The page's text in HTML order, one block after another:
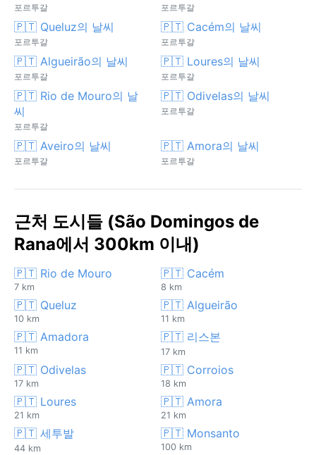
포르투갈 포르투갈
🇵🇹 Queluz의 날씨
포르투갈
🇵🇹 Cacém의 날씨
포르투갈
🇵🇹 Algueirão의 날씨
포르투갈
🇵🇹 Loures의 날씨
포르투갈
🇵🇹 Rio de Mouro의 날
씨
포르투갈
🇵🇹 Odivelas의 날씨
포르투갈
🇵🇹 Aveiro의 날씨
포르투갈
🇵🇹 Amora의 날씨
포르투갈
근처 도시들 (São Domingos de
Rana에서 300km 이내)
🇵🇹 Rio de Mouro
7 km
🇵🇹 Cacém
8 km
🇵🇹 Queluz
10 km
🇵🇹 Algueirão
11 km
🇵🇹 Amadora
11 km
🇵🇹 리스본
17 km
🇵🇹 Odivelas
17 km
🇵🇹 Corroios
18 km
🇵🇹 Loures
21 km
🇵🇹 Amora
21 km
🇵🇹 세투발
44 km
🇵🇹 Monsanto
100 km